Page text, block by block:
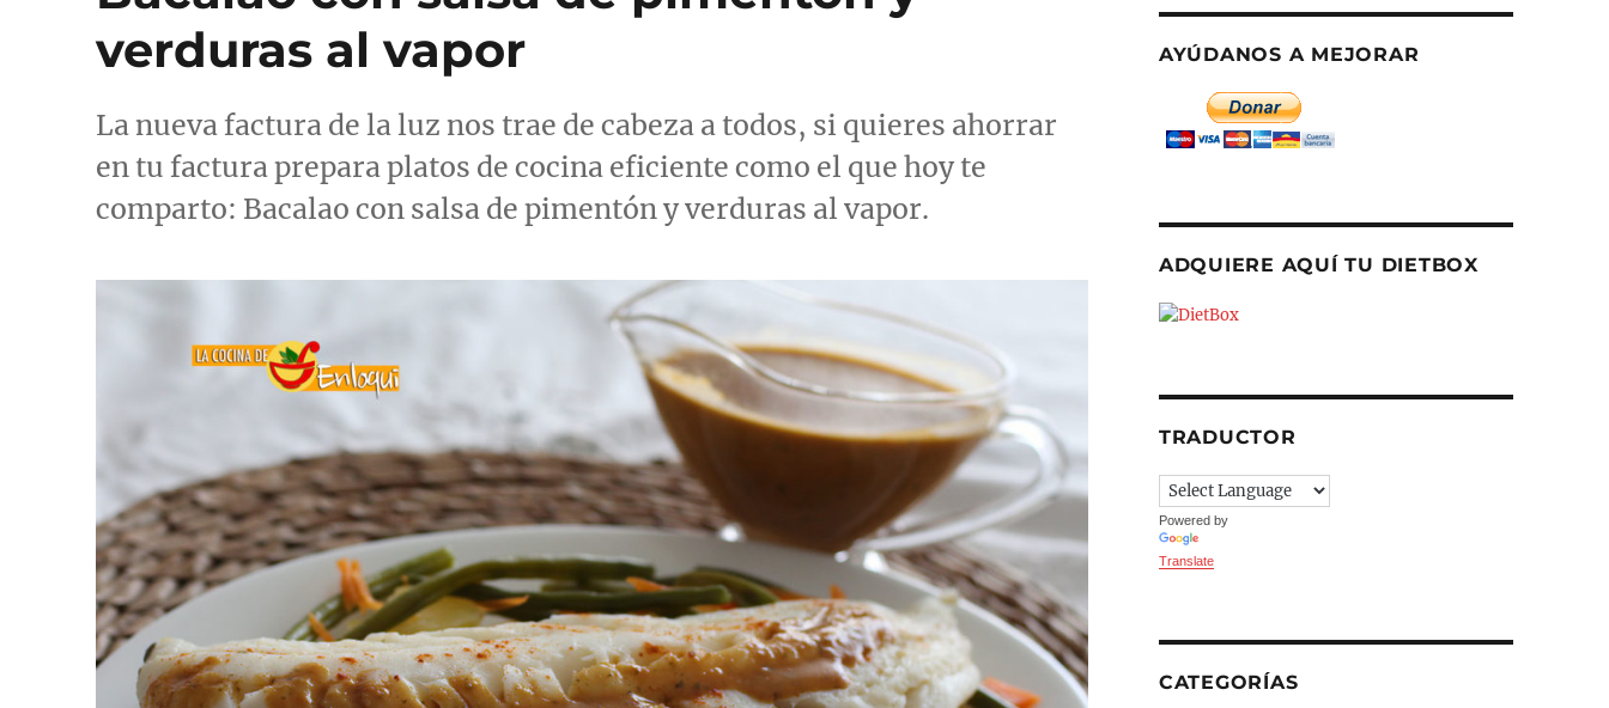
verduras al vapor
La nueva factura de la luz nos trae de cabeza a todos, si quieres ahorrar
en tu factura prepara platos de cocina eficiente como el que hoy te
comparto: Bacalao con salsa de pimentón y verduras al vapor.
AYÚDANOS A MEJORAR
ADQUIERE AQUÍ TU DIETBOX
TRADUCTOR
Powered by
Translate
CATEGORÍAS